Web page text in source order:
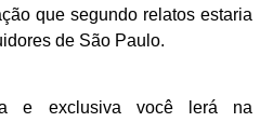
que segundo relatos estaria
de São Paulo.
e exclusiva você lerá na